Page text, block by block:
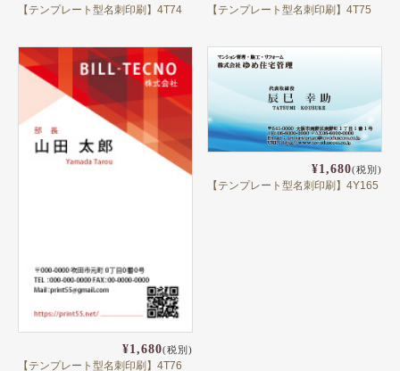
【テンプレート型名刺印刷】4T74 【テンプレート型名刺印刷】4T75
¥1,680(税別)
【テンプレート型名刺印刷】4T76
¥1,680(税別)
【テンプレート型名刺印刷】4Y165